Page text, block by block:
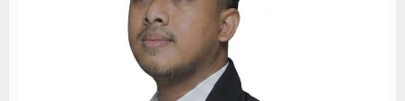
APBD Majalengka 2026 Naik Jadi Rp 3,14 Triliun,
Persib Gagal Juara, Ateng Sutisna Ajak
Bupati Majalengka Ajak Ribuan Bobotoh Doakan
Menteri UMKM Dorong APPI Perkuat Pasar